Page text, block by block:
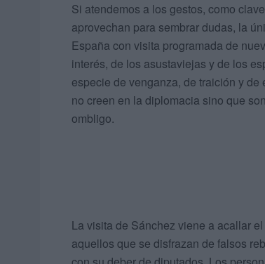
Si atendemos a los gestos, como
aprovechan para sembrar dudas, la
España con visita programada de
interés, de los asustaviejas y de los
especie de venganza, de traición y
no creen en la diplomacia sino que
ombligo.
La visita de Sánchez viene a acallar
aquellos que se disfrazan de falsos